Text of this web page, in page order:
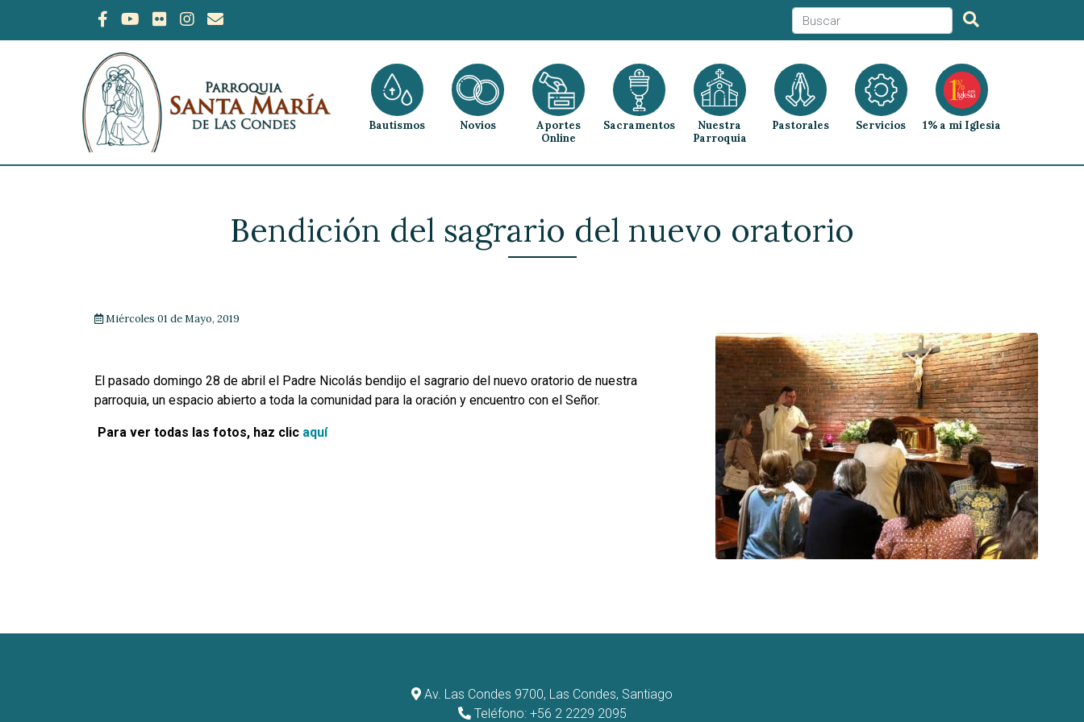
Bautismos Novios
Aportes
Online
Sacramentos
Nuestra
Parroquia
Pastorales Servicios 1% a mi Iglesia
Bendición del sagrario del nuevo oratorio
Miércoles 01 de Mayo, 2019
El pasado domingo 28 de abril el Padre Nicolás bendijo el sagrario del nuevo oratorio de nuestra
parroquia, un espacio abierto a toda la comunidad para la oración y encuentro con el Señor.
Para ver todas las fotos, haz clic aquí
Av. Las Condes 9700, Las Condes, Santiago
Teléfono: +56 2 2229 2095